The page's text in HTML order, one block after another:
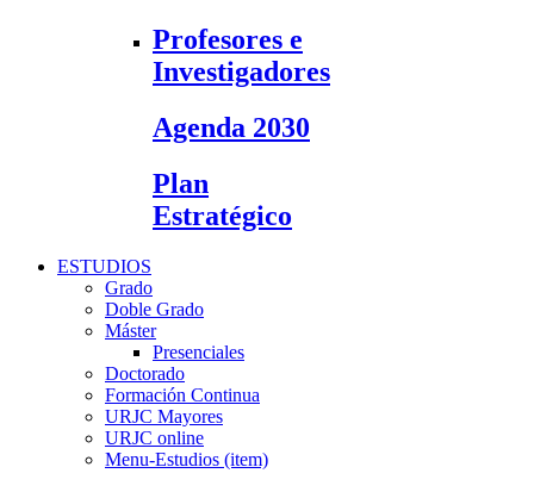
Profesores e
Investigadores
Agenda 2030
Plan
Estratégico
ESTUDIOS
Grado
Doble Grado
Máster
Presenciales
Doctorado
Formación Continua
URJC Mayores
URJC online
Menu-Estudios (item)